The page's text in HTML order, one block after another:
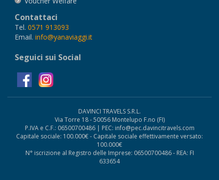
Contattaci
Tel. 0571 913093
Email. info@yanaviaggi.it
Seguici sui Social
DAVINCI TRAVELS S.R.L.
Via Torre 18 - 50056 Montelupo F.no (FI)
P.IVA e C.F.: 06500700486 | PEC: info@pec.davincitravels.com
Capitale sociale: 100.000€ - Capitale sociale effettivamente versato:
100.000€
N° iscrizione al Registro delle Imprese: 06500700486 - REA: FI
633654